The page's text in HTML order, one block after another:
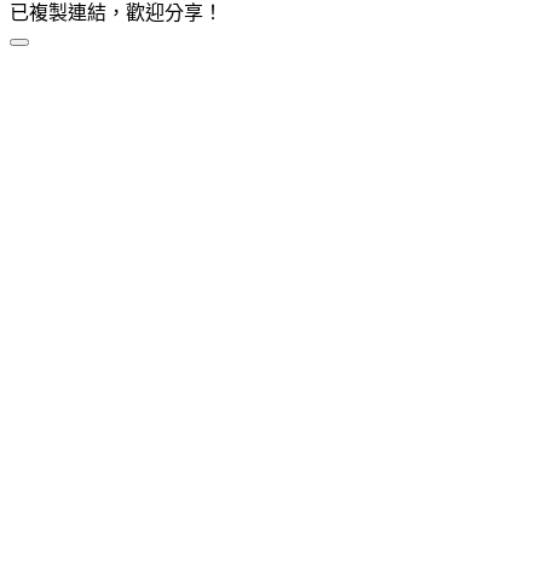
已複製連結，歡迎分享！